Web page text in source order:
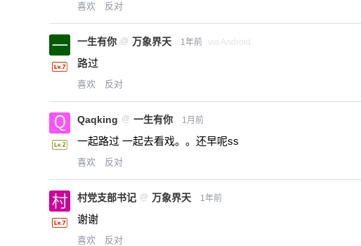
喜欢 反对
一生有你 @ 万象界天 1年前 via Android
路过
喜欢 反对
Qaqking @ 一生有你 1月前
一起路过 一起去看戏。。还早呢ss
喜欢 反对
村党支部书记 @ 万象界天 1年前
谢谢
喜欢 反对